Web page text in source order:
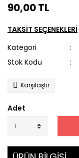
90,00 TL
TAKSİT SEÇENEKLERİ
Kategori
Stok Kodu
Karşılaştır
Adet